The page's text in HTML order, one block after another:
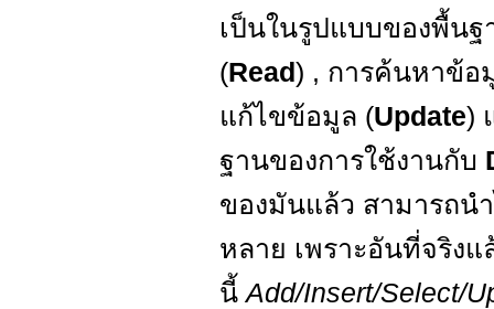
เป็นในรูปแบบของพื้น
(Read) , การค้นหาข้อ
แก้ไขข้อมูล (Update)
ฐานของการใช้งานกับ
ของมันแล้ว สามารถน
หลาย เพราะอันที่จริง
นี้ Add/Insert/Select/